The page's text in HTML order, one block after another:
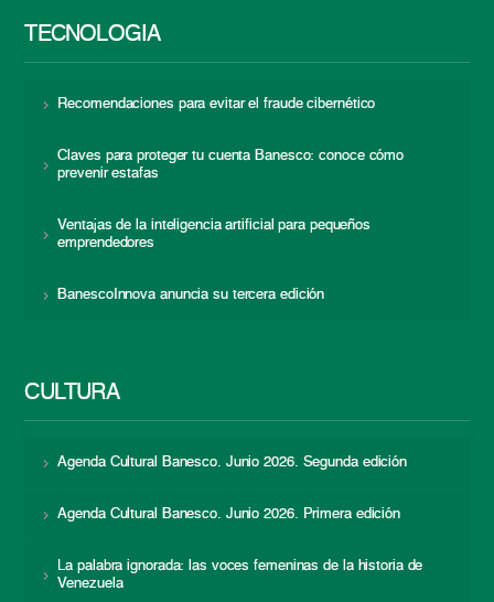
TECNOLOGÍA
Recomendaciones para evitar el fraude cibernético
Claves para proteger tu cuenta Banesco: conoce cómo
prevenir estafas
Ventajas de la inteligencia artificial para pequeños
emprendedores
BanescoInnova anuncia su tercera edición
CULTURA
Agenda Cultural Banesco. Junio 2026. Segunda edición
Agenda Cultural Banesco. Junio 2026. Primera edición
La palabra ignorada: las voces femeninas de la historia de
Venezuela